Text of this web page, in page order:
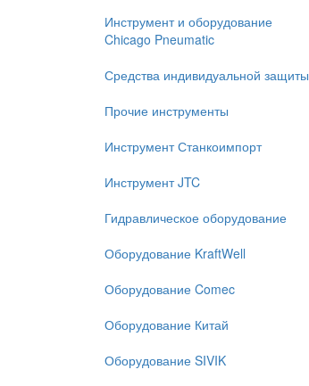
Инструмент и оборудование
Chicago Pneumatic
Средства индивидуальной защиты
Прочие инструменты
Инструмент Станкоимпорт
Инструмент JTC
Гидравлическое оборудование
Оборудование KraftWell
Оборудование Comec
Оборудование Китай
Оборудование SIVIK